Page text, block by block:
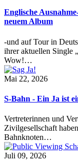
Englische
neuem Album
-und auf Tour in
ihrer aktuellen Single
Wow!…
Mai 22, 2026
S-Bahn - Ein Ja ist
Vertreterinnen und
Zivilgesellschaft
Bahnknoten…
Juli 09, 2026